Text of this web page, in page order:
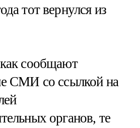
тот вернулся из
сообщают
СМИ со ссылкой на
органов, те